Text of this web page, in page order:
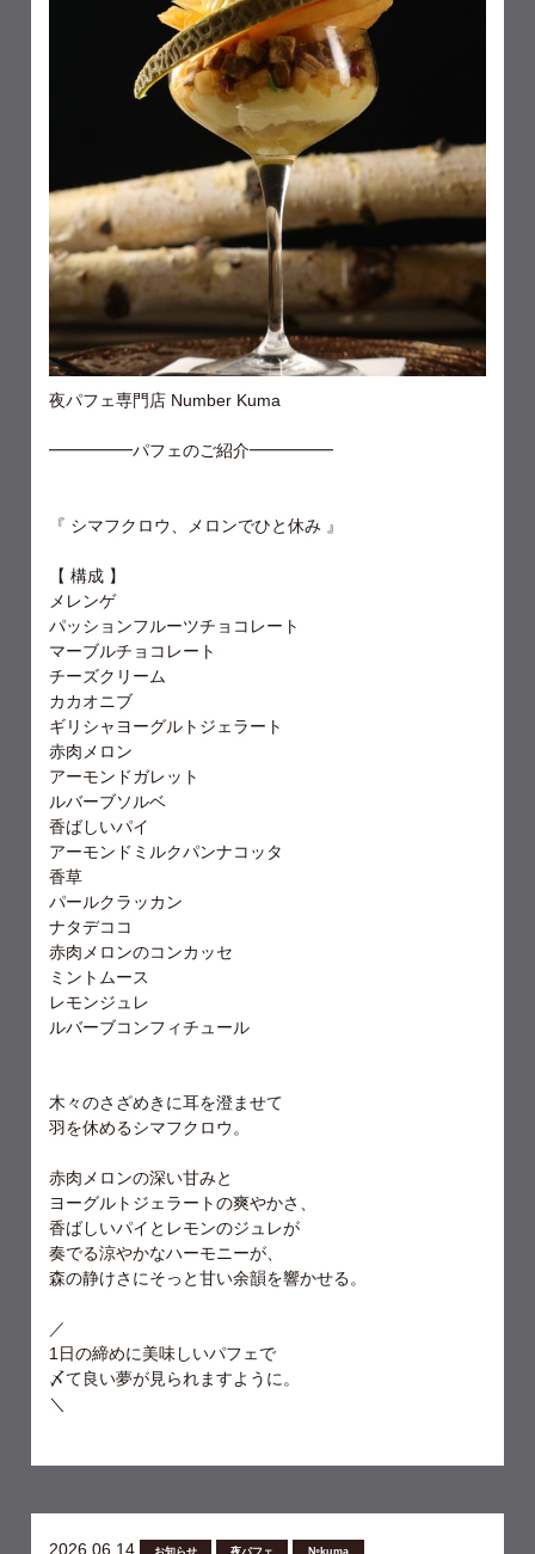
夜パフェ専門店 Number Kuma
━━━━━パフェのご紹介━━━━━
『 シマフクロウ、メロンでひと休み 』
【 構成 】
メレンゲ
パッションフルーツチョコレート
マーブルチョコレート
チーズクリーム
カカオニブ
ギリシャヨーグルトジェラート
赤肉メロン
アーモンドガレット
ルバーブソルベ
香ばしいパイ
アーモンドミルクパンナコッタ
香草
パールクラッカン
ナタデココ
赤肉メロンのコンカッセ
ミントムース
レモンジュレ
ルバーブコンフィチュール
木々のさざめきに耳を澄ませて
羽を休めるシマフクロウ。
赤肉メロンの深い甘みと
ヨーグルトジェラートの爽やかさ、
香ばしいパイとレモンのジュレが
奏でる涼やかなハーモニーが、
森の静けさにそっと甘い余韻を響かせる。
／
1日の締めに美味しいパフェで
〆て良い夢が見られますように。
＼
2026.06.14